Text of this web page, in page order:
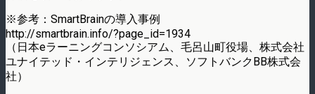
※参考：SmartBrainの導入事例
http://smartbrain.info/?page_id=1934
（日本eラーニングコンソシアム、毛呂山町役場、株式会社
ユナイテッド・インテリジェンス、ソフトバンクBB株式会
社）